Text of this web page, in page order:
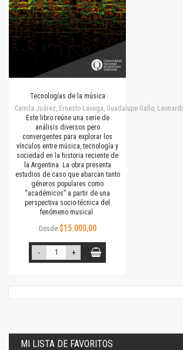
Tecnologías de la música
Camila Juárez, Ernesto Lavega, Guadalupe Gallo,
Este libro reúne una serie de
análisis diversos pero
convergentes para explorar los
vínculos entre música, tecnología y
sociedad en la historia reciente de
la Argentina. La obra presenta
estudios de caso que abarcan tanto
géneros populares como
“académicos” a partir de una
perspectiva socio-técnica del
fenómeno musical.
Desde $15.000,00
- +
MI LISTA DE FAVORITOS